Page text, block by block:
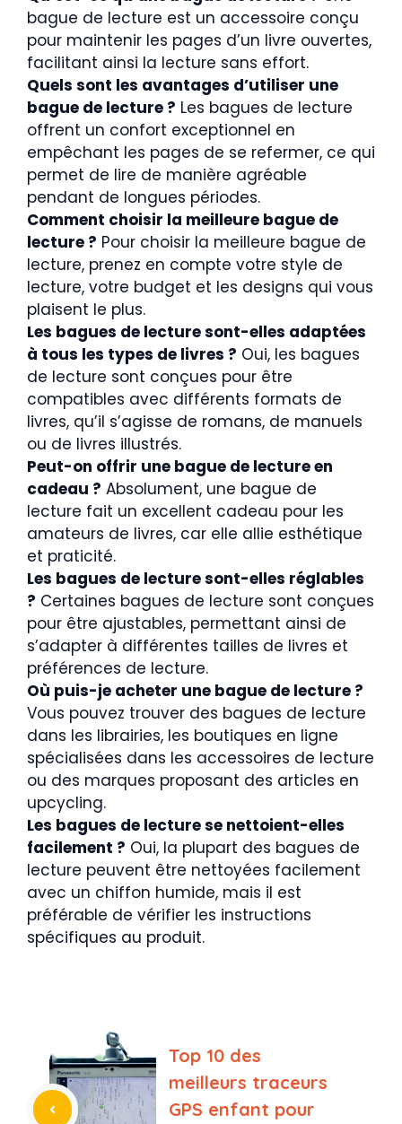
bague de lecture est un accessoire conçu
pour maintenir les pages d’un livre ouvertes,
facilitant ainsi la lecture sans effort.
Quels sont les avantages d’utiliser une
bague de lecture ? Les bagues de lecture
offrent un confort exceptionnel en
empêchant les pages de se refermer, ce qui
permet de lire de manière agréable
pendant de longues périodes.
Comment choisir la meilleure bague de
lecture ? Pour choisir la meilleure bague de
lecture, prenez en compte votre style de
lecture, votre budget et les designs qui vous
plaisent le plus.
Les bagues de lecture sont-elles adaptées
à tous les types de livres ? Oui, les bagues
de lecture sont conçues pour être
compatibles avec différents formats de
livres, qu’il s’agisse de romans, de manuels
ou de livres illustrés.
Peut-on offrir une bague de lecture en
cadeau ? Absolument, une bague de
lecture fait un excellent cadeau pour les
amateurs de livres, car elle allie esthétique
et praticité.
Les bagues de lecture sont-elles réglables
? Certaines bagues de lecture sont conçues
pour être ajustables, permettant ainsi de
s’adapter à différentes tailles de livres et
préférences de lecture.
Où puis-je acheter une bague de lecture ?
Vous pouvez trouver des bagues de lecture
dans les librairies, les boutiques en ligne
spécialisées dans les accessoires de lecture
ou des marques proposant des articles en
upcycling.
Les bagues de lecture se nettoient-elles
facilement ? Oui, la plupart des bagues de
lecture peuvent être nettoyées facilement
avec un chiffon humide, mais il est
préférable de vérifier les instructions
spécifiques au produit.
Top 10 des
meilleurs traceurs
GPS enfant pour